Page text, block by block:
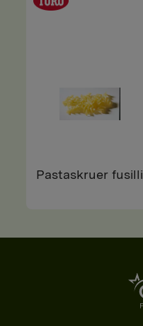
Pastaskruer fusilli